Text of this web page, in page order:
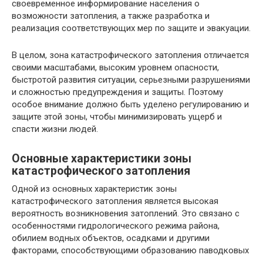
своевременное информирование населения о
возможности затопления, а также разработка и
реализация соответствующих мер по защите и эвакуации.
В целом, зона катастрофического затопления отличается
своими масштабами, высоким уровнем опасности,
быстротой развития ситуации, серьезными разрушениями
и сложностью предупреждения и защиты. Поэтому
особое внимание должно быть уделено регулированию и
защите этой зоны, чтобы минимизировать ущерб и
спасти жизни людей.
Основные характеристики зоны
катастрофического затопления
Одной из основных характеристик зоны
катастрофического затопления является высокая
вероятность возникновения затоплений. Это связано с
особенностями гидрологического режима района,
обилием водных объектов, осадками и другими
факторами, способствующими образованию паводковых